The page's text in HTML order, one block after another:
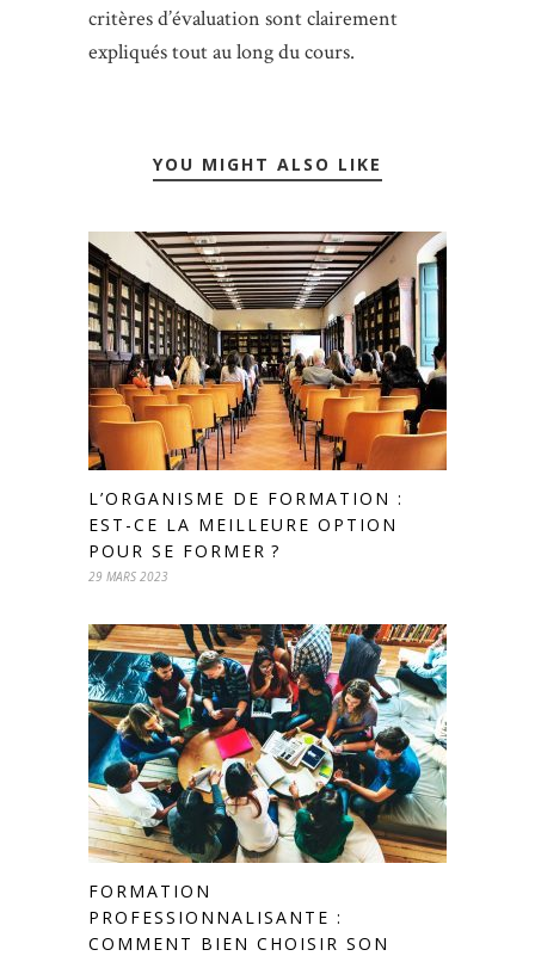
critères d’évaluation sont clairement
expliqués tout au long du cours.
YOU MIGHT ALSO LIKE
L’ORGANISME DE FORMATION :
EST-CE LA MEILLEURE OPTION
POUR SE FORMER ?
29 MARS 2023
FORMATION
PROFESSIONNALISANTE :
COMMENT BIEN CHOISIR SON